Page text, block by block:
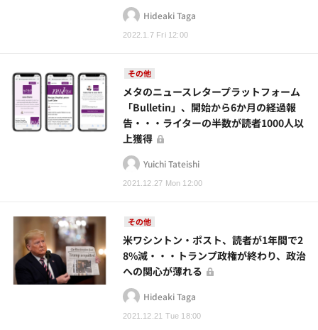
2022.1.7 Fri 12:00
Hideaki Taga
その他
2021.12.27 Mon 12:00
メタのニュースレタープラットフォーム
「Bulletin」、開始から6か月の経過報
告・・・ライターの半数が読者1000人以
上獲得
Yuichi Tateishi
その他
2021.12.21 Tue 18:00
米ワシントン・ポスト、読者が1年間で2
8%減・・・トランプ政権が終わり、政治
への関心が薄れる
Hideaki Taga